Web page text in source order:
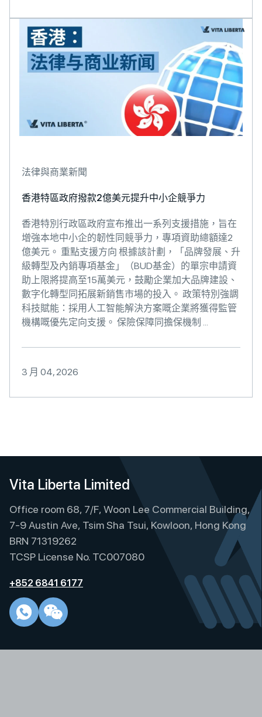
法律與商業新聞
香港特區政府撥款2億美元提升中小企競爭力
香港特別行政區政府宣布推出一系列支援措施，旨在
增強本地中小企的韌性同競爭力，專項資助總額達2
億美元。 重點支援方向 根據該計劃，「品牌發展、升
級轉型及內銷專項基金」（BUD基金）的單宗申請資
助上限將提高至15萬美元，鼓勵企業加大品牌建設、
數字化轉型同拓展新銷售市場的投入。 政策特別強調
科技賦能：採用人工智能解決方案嘅企業將獲得監管
機構嘅優先定向支援。 保險保障同擔保機制 ...
3 月 04, 2026
Vita Liberta Limited
Office room 68, 7/F, Woon Lee Commercial Building,
7-9 Austin Ave, Tsim Sha Tsui, Kowloon, Hong Kong
BRN 71319262
TCSP License No. TC007080
+852 6841 6177